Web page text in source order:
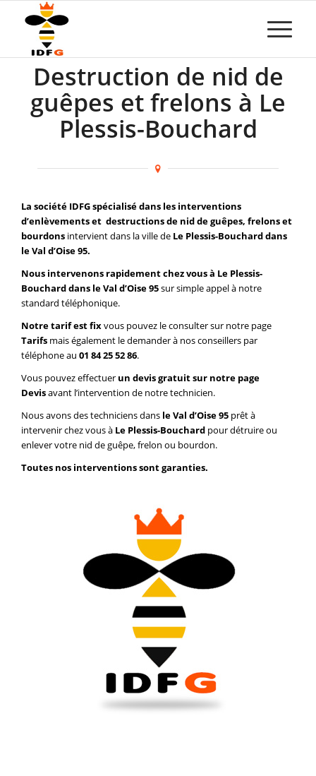
Destruction de nid de
guêpes et frelons à Le
Plessis-Bouchard
La société IDFG spécialisé dans les interventions
d’enlèvements et destructions de nid de guêpes, frelons et
bourdons intervient dans la ville de Le Plessis-Bouchard dans
le Val d’Oise 95.
Nous intervenons rapidement chez vous à Le Plessis-
Bouchard dans le Val d’Oise 95sur simple appel à notre
standard téléphonique.
Notre tarif est fixvous pouvez le consulter sur notre page
Tarifs mais également le demander à nos conseillers par
téléphone au 01 84 25 52 86.
Vous pouvez effectuer un devis gratuit sur notre page
Devisavant l’intervention de notre technicien.
Nous avons des techniciens dans le Val d’Oise 95 prêt à
intervenir chez vous à Le Plessis-Bouchard pour détruire ou
enlever votre nid de guêpe, frelon ou bourdon.
Toutes nos interventions sont garanties.